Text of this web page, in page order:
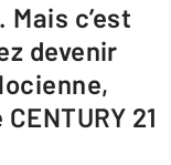
c’est
devenir
21